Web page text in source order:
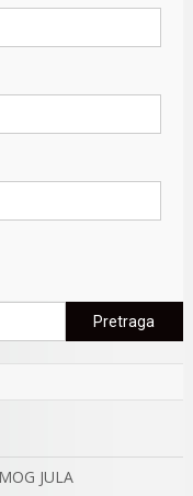
Pretraga:
JULA